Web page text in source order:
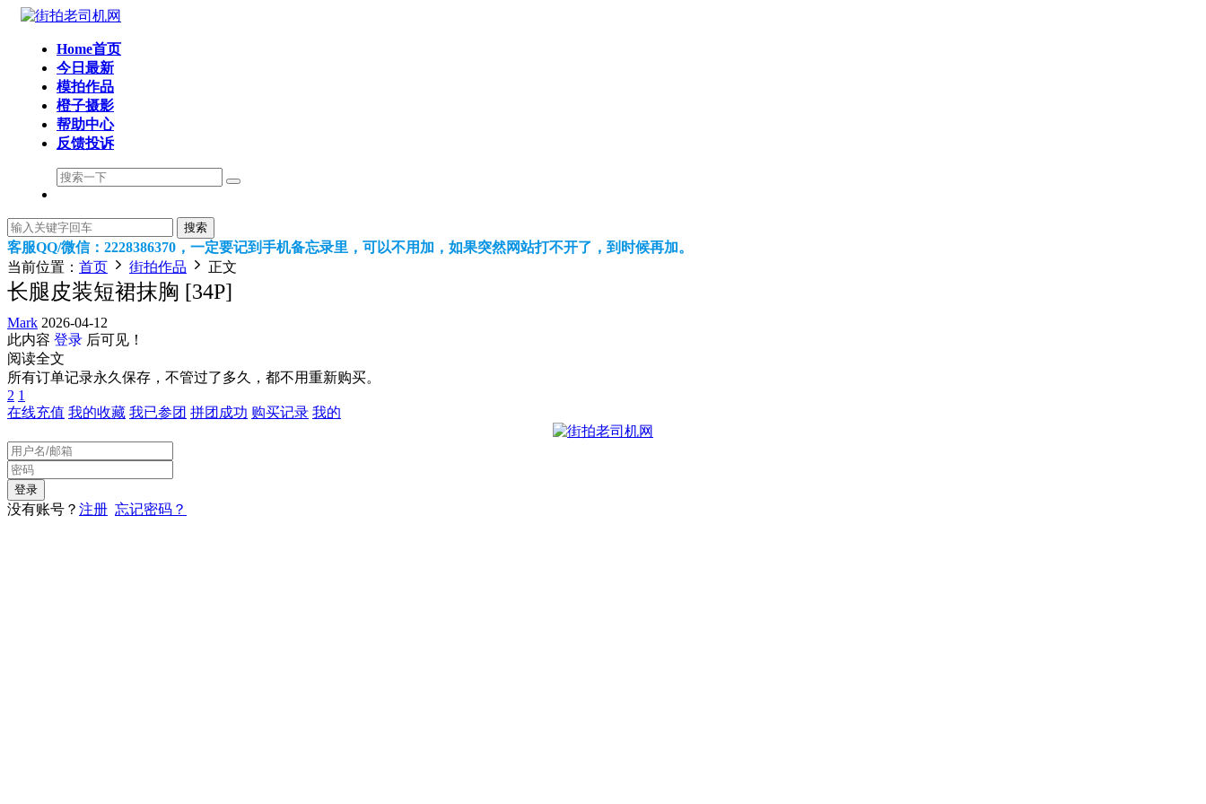
Home首页
今日最新
模拍作品
橙子摄影
帮助中心
反馈投诉
搜索
客服QQ/微信：2228386370，一定要记到手机备忘录里，可以不用加，如果突然网站打不开了，到时候再加。
当前位置： 首页 街拍作品 正文
长腿皮装短裙抹胸 [34P]
Mark 2026-04-12
此内容 登录 后可见！
阅读全文
所有订单记录永久保存，不管过了多久，都不用重新购买。
2 1
在线充值 我的收藏 我已参团 拼团成功 购买记录 我的
没有账号？ 注册 忘记密码？